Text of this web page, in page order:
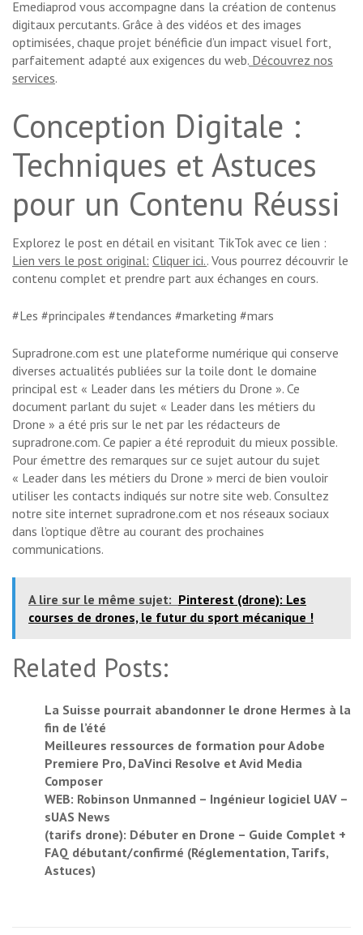
Emediaprod vous accompagne dans la création de contenus
digitaux percutants. Grâce à des vidéos et des images
optimisées, chaque projet bénéficie d’un impact visuel fort,
parfaitement adapté aux exigences du web. Découvrez nos
services.
Conception Digitale :
Techniques et Astuces
pour un Contenu Réussi
Explorez le post en détail en visitant TikTok avec ce lien :
Lien vers le post original: Cliquer ici.. Vous pourrez découvrir le
contenu complet et prendre part aux échanges en cours.
#Les #principales #tendances #marketing #mars
Supradrone.com est une plateforme numérique qui conserve
diverses actualités publiées sur la toile dont le domaine
principal est « Leader dans les métiers du Drone ». Ce
document parlant du sujet « Leader dans les métiers du
Drone » a été pris sur le net par les rédacteurs de
supradrone.com. Ce papier a été reproduit du mieux possible.
Pour émettre des remarques sur ce sujet autour du sujet
« Leader dans les métiers du Drone » merci de bien vouloir
utiliser les contacts indiqués sur notre site web. Consultez
notre site internet supradrone.com et nos réseaux sociaux
dans l’optique d’être au courant des prochaines
communications.
A lire sur le même sujet: Pinterest (drone): Les
courses de drones, le futur du sport mécanique !
Related Posts:
La Suisse pourrait abandonner le drone Hermes à la
fin de l’été
Meilleures ressources de formation pour Adobe
Premiere Pro, DaVinci Resolve et Avid Media
Composer
WEB: Robinson Unmanned – Ingénieur logiciel UAV –
sUAS News
(tarifs drone): Débuter en Drone – Guide Complet +
FAQ débutant/confirmé (Réglementation, Tarifs,
Astuces)